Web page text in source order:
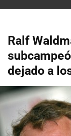
Ralf
dejado a